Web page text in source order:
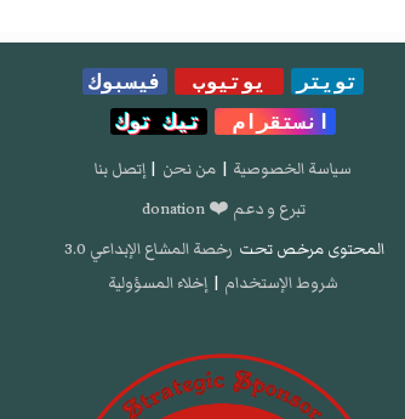
تويتر يوتيوب
فيسبوك
انستقرام
تيك توك
سياسة الخصوصية | من نحن | إتصل بنا
تبرع و دعم ❤️ donation
المحتوى مرخص تحت رخصة المشاع الإبداعي 3.0
شروط الإستخدام | إخلاء المسؤولية